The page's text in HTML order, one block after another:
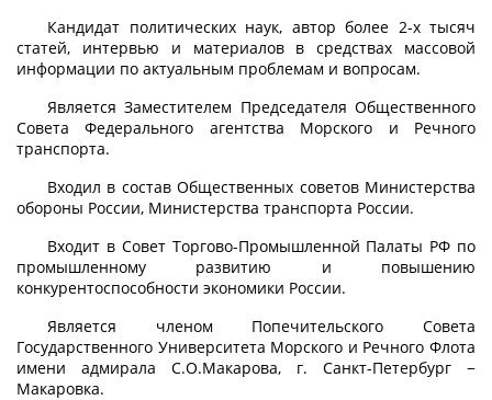
Кандидат политических наук, автор более 2-х тысяч
статей, интервью и материалов в средствах массовой
информации по актуальным проблемам и вопросам.
Является Заместителем Председателя Общественного
Совета Федерального агентства Морского и Речного
транспорта.
Входил в состав Общественных советов Министерства
обороны России, Министерства транспорта России.
Входит в Совет Торгово-Промышленной Палаты РФ по
промышленному развитию и повышению
конкурентоспособности экономики России.
Является членом Попечительского Совета
Государственного Университета Морского и Речного Флота
имени адмирала С.О.Макарова, г. Санкт-Петербург −
Макаровка.